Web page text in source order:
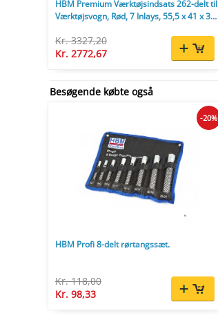
HBM Premium Værktøjsindsats 262-delt til
Værktøjsvogn, Rød, 7 Inlays, 55,5 x 41 x 31
Kr. 3327,20
Kr. 2772,67
Besøgende købte også
HBM Profi 8-delt rørtangssæt.
Kr. 118,00
Kr. 98,33
-20%